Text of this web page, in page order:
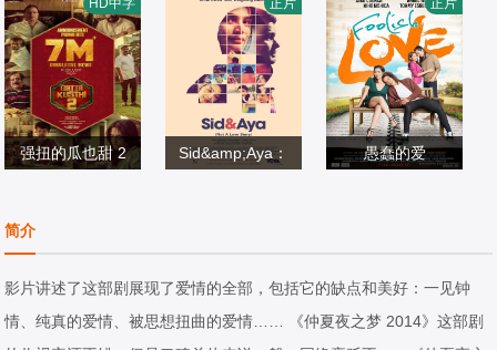
刘尚奎
喜剧片
2026/中国大陆
艾丽尔·塔图姆,Ab
idzar·Al·Ghifari
2025/印度尼西亚
I,Paul·Stenerson,
Ashlee·Buchanan
喜剧片
2026/美国
强扭的瓜也甜 2
维绍尔,拉姆亚·克
里希南,艾西瓦娅·
莱克希米,Karuna
s,Sreeja·Ravi
喜剧片
2026/印度
HD中字
Sid&amp;Aya：
曼
2018/菲律宾
正片
愚蠢的爱
2017/菲律宾
正片
简介
影片讲述了这部剧展现了爱情的全部，包括它的缺点和美好：一见钟
情、纯真的爱情、被思想扭曲的爱情…… 《仲夏夜之梦 2014》这部剧